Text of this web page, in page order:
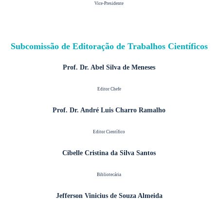
Vice-Presidente
Subcomissão de Editoração de Trabalhos Científicos
Prof. Dr. Abel Silva de Meneses
Editor Chefe
Prof. Dr. André Luis Charro Ramalho
Editor Científico
Cibelle Cristina da Silva Santos
Bibliotecária
Jefferson Vinicius de Souza Almeida